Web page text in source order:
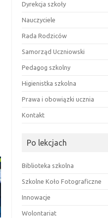
Dyrekcja szkoły
Nauczyciele
Rada Rodziców
Samorząd Uczniowski
Pedagog szkolny
Higienistka szkolna
Prawa i obowiązki ucznia
Kontakt
Po lekcjach
Biblioteka szkolna
Szkolne Koło Fotograficzne
Innowacje
Wolontariat